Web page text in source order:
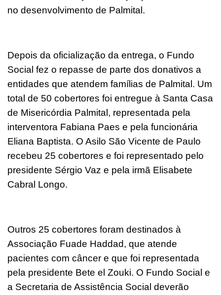
no desenvolvimento de Palmital.
Depois da oficialização da entrega, o Fundo
Social fez o repasse de parte dos donativos a
entidades que atendem famílias de Palmital. Um
total de 50 cobertores foi entregue à Santa Casa
de Misericórdia Palmital, representada pela
interventora Fabiana Paes e pela funcionária
Eliana Baptista. O Asilo São Vicente de Paulo
recebeu 25 cobertores e foi representado pelo
presidente Sérgio Vaz e pela irmã Elisabete
Cabral Longo.
Outros 25 cobertores foram destinados à
Associação Fuade Haddad, que atende
pacientes com câncer e que foi representada
pela presidente Bete el Zouki. O Fundo Social e
a Secretaria de Assistência Social deverão